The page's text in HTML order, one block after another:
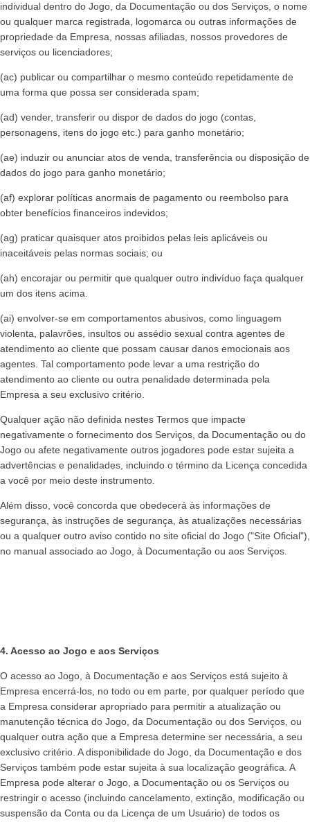
individual dentro do Jogo, da Documentação ou dos Serviços, o nome
ou qualquer marca registrada, logomarca ou outras informações de
propriedade da Empresa, nossas afiliadas, nossos provedores de
serviços ou licenciadores;
(ac) publicar ou compartilhar o mesmo conteúdo repetidamente de
uma forma que possa ser considerada spam;
(ad) vender, transferir ou dispor de dados do jogo (contas,
personagens, itens do jogo etc.) para ganho monetário;
(ae) induzir ou anunciar atos de venda, transferência ou disposição de
dados do jogo para ganho monetário;
(af) explorar políticas anormais de pagamento ou reembolso para
obter benefícios financeiros indevidos;
(ag) praticar quaisquer atos proibidos pelas leis aplicáveis ou
inaceitáveis pelas normas sociais; ou
(ah) encorajar ou permitir que qualquer outro indivíduo faça qualquer
um dos itens acima.
(ai) envolver-se em comportamentos abusivos, como linguagem
violenta, palavrões, insultos ou assédio sexual contra agentes de
atendimento ao cliente que possam causar danos emocionais aos
agentes. Tal comportamento pode levar a uma restrição do
atendimento ao cliente ou outra penalidade determinada pela
Empresa a seu exclusivo critério.
Qualquer ação não definida nestes Termos que impacte
negativamente o fornecimento dos Serviços, da Documentação ou do
Jogo ou afete negativamente outros jogadores pode estar sujeita a
advertências e penalidades, incluindo o término da Licença concedida
a você por meio deste instrumento.
Além disso, você concorda que obedecerá às informações de
segurança, às instruções de segurança, às atualizações necessárias
ou a qualquer outro aviso contido no site oficial do Jogo ("Site Oficial"),
no manual associado ao Jogo, à Documentação ou aos Serviços.
4. Acesso ao Jogo e aos Serviços
O acesso ao Jogo, à Documentação e aos Serviços está sujeito à
Empresa encerrá-los, no todo ou em parte, por qualquer período que
a Empresa considerar apropriado para permitir a atualização ou
manutenção técnica do Jogo, da Documentação ou dos Serviços, ou
qualquer outra ação que a Empresa determine ser necessária, a seu
exclusivo critério. A disponibilidade do Jogo, da Documentação e dos
Serviços também pode estar sujeita à sua localização geográfica. A
Empresa pode alterar o Jogo, a Documentação ou os Serviços ou
restringir o acesso (incluindo cancelamento, extinção, modificação ou
suspensão da Conta ou da Licença de um Usuário) de todos os